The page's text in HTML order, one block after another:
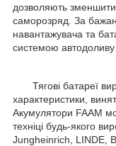
дозволяють зменшити
саморозряд. За
навантажувача та
системою автодоливу
Тягові батареї
характеристики,
Акумулятори FAAM
техніці будь-якого
Jungheinrich, LINDE,